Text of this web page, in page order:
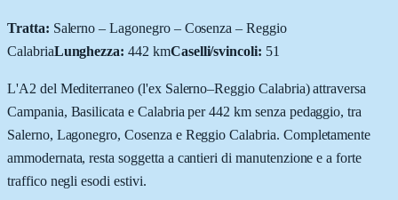
Tratta: Salerno – Lagonegro – Cosenza – Reggio
CalabriaLunghezza: 442 kmCaselli/svincoli: 51
L'A2 del Mediterraneo (l'ex Salerno–Reggio Calabria) attraversa
Campania, Basilicata e Calabria per 442 km senza pedaggio, tra
Salerno, Lagonegro, Cosenza e Reggio Calabria. Completamente
ammodernata, resta soggetta a cantieri di manutenzione e a forte
traffico negli esodi estivi.